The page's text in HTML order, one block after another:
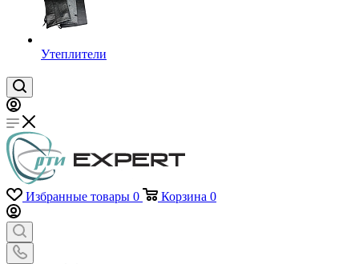
Утеплители
Избранные товары 0 Корзина 0